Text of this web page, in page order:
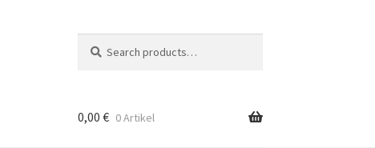
nach:
0,00 € 0 Artikel